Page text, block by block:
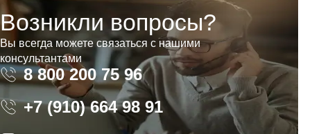
Возникли вопросы?
Вы всегда можете связаться с нашими
консультантами
8 800 200 75 96 8 800 200 75 96
+7 (910) 664 98 91